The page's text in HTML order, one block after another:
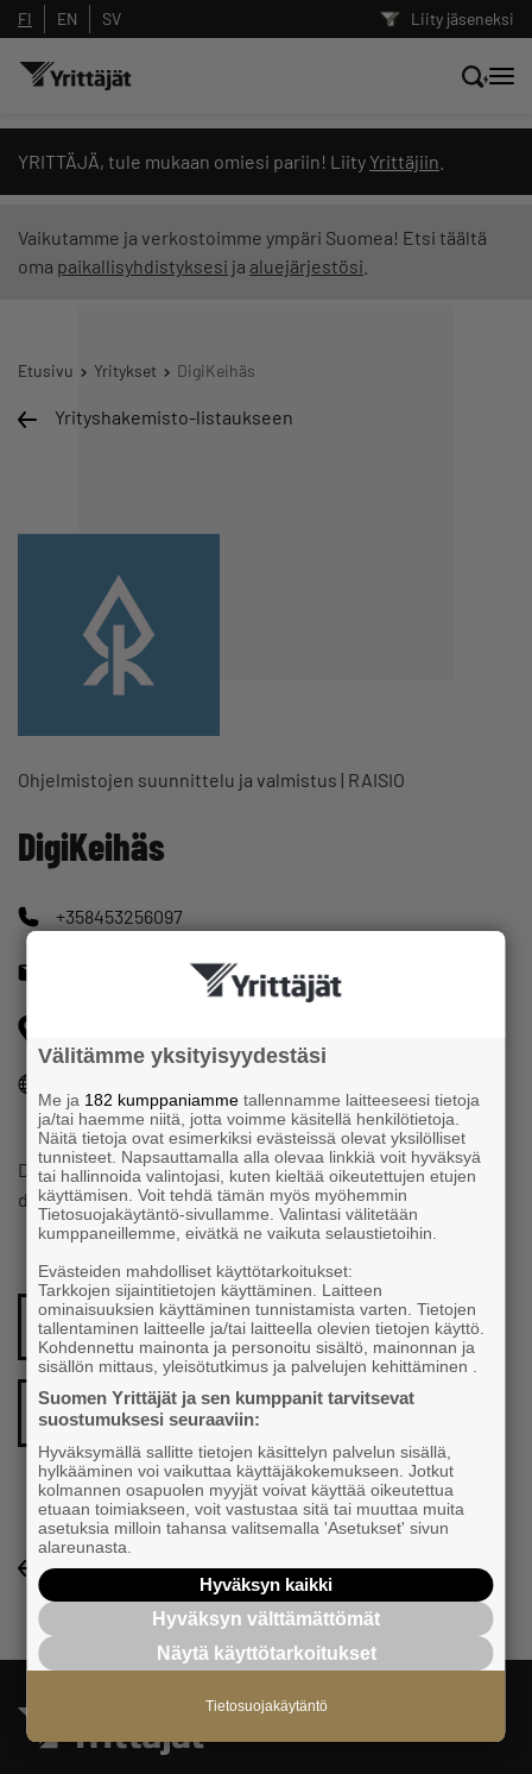
Liity jäseneksi
FI EN SV
YRITTÄJÄ, tule mukaan omiesi pariin! Liity Yrittäjiin
Vaikutamme ja verkostoimme ympäri Suomea! Etsi täältä
oma paikallisyhdistyksesi ja aluejärjestösi
Etusivu Yritykset DigiKeihäs
Yrityshakemisto-listaukseen
Ohjelmistojen suunnittelu ja valmistus | RAISIO
DigiKeihäs
+358453256097
moi@digikeihas.fi
DigiKeihäs on kolmen sisaruksen pienyritys, joka tuottaa
digipalveluita.
FACEBOOK-PROFIILI
LINKEDIN-PROFIILI
Yrityshakemisto-listaukseen
Hae sivustolta tai kysy suoraan
Yrittäjien tekoälyltä
Suodata hakutuloksia: näytä kaikki sisältö
Välitämme yksityisyydestäsi
Me ja 182 kumppaniamme tallennamme laitteeseesi tietoja
ja/tai haemme niitä, jotta voimme käsitellä henkilötietoja.
Näitä tietoja ovat esimerkiksi evästeissä olevat yksilölliset
tunnisteet. Napsauttamalla alla olevaa linkkiä voit hyväksyä
tai hallinnoida valintojasi, kuten kieltää oikeutettujen etujen
käyttämisen. Voit tehdä tämän myös myöhemmin
Tietosuojakäytäntö-sivullamme. Valintasi välitetään
kumppaneillemme, eivätkä ne vaikuta selaustietoihin.
Evästeiden mahdolliset käyttötarkoitukset:
Tarkkojen sijaintitietojen käyttäminen. Laitteen
ominaisuuksien käyttäminen tunnistamista varten. Tietojen
tallentaminen laitteelle ja/tai laitteella olevien tietojen käyttö.
Kohdennettu mainonta ja personoitu sisältö, mainonnan ja
sisällön mittaus, yleisötutkimus ja palvelujen kehittäminen .
Suomen Yrittäjät ja sen kumppanit tarvitsevat
suostumuksesi seuraaviin:
Hyväksymällä sallitte tietojen käsittelyn palvelun sisällä,
hylkääminen voi vaikuttaa käyttäjäkokemukseen. Jotkut
kolmannen osapuolen myyjät voivat käyttää oikeutettua
etuaan toimiakseen, voit vastustaa sitä tai muuttaa muita
asetuksia milloin tahansa valitsemalla 'Asetukset' sivun
alareunasta.
Hyväksyn kaikki
Hyväksyn välttämättömät
Näytä käyttötarkoitukset
Tietosuojakäytäntö